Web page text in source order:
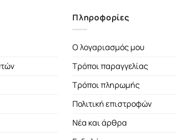
Πληροφορίες
Ο λογαριασμός μου
Τρόποι παραγγελίας
Τρόποι πληρωμής
Πολιτική επιστροφών
Νέα και άρθρα